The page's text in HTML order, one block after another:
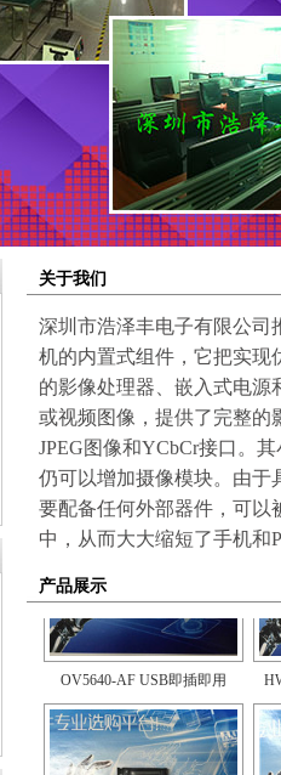
关于我们
深圳市浩泽丰电子有限公司
机的内置式组件，它把实现
的影像处理器、嵌入式电源
或视频图像，提供了完整的
JPEG图像和YCbCr接口。
仍可以增加摄像模块。由于
要配备任何外部器件，可以
中，从而大大缩短了手机
产品展示
LV8726TA-NH步进电机驱动芯片
OV5640-AF USB即插即用